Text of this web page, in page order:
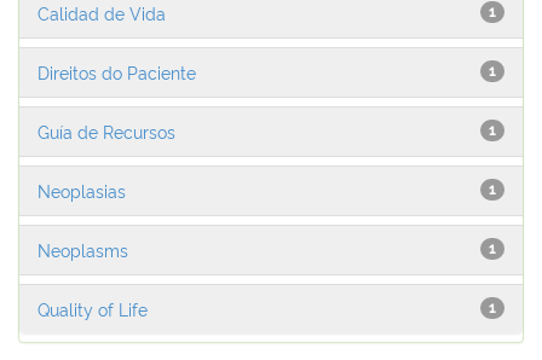
1
Calidad de Vida
1
Direitos do Paciente
1
Guía de Recursos
1
Neoplasias
1
Neoplasms
1
Quality of Life